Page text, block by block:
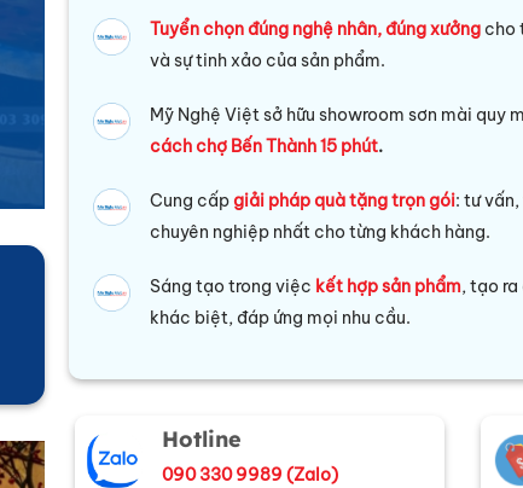
Tuyển chọn đúng nghệ nhân, đúng xưởng cho
và sự tinh xảo của sản phẩm.
Mỹ Nghệ Việt sở hữu showroom sơn mài quy
cách chợ Bến Thành 15 phút.
Cung cấpgiải pháp quà tặng trọn gói: tư
chuyên nghiệp nhất cho từng khách hàng.
Sáng tạo trong việc kết hợp sản phẩm, tạo
khác biệt, đáp ứng mọi nhu cầu.
Hotline
090 330 9989 (Zalo)